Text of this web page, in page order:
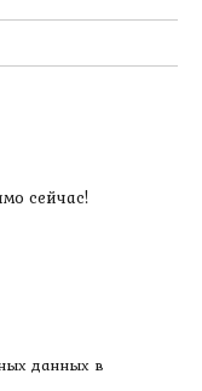
сейчас!
данных в